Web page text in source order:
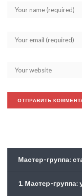
Мастер-группа:
1. Мастер-группа: